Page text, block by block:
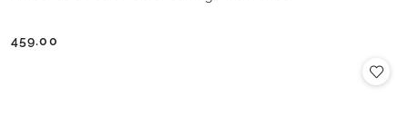
Cena:
459.00